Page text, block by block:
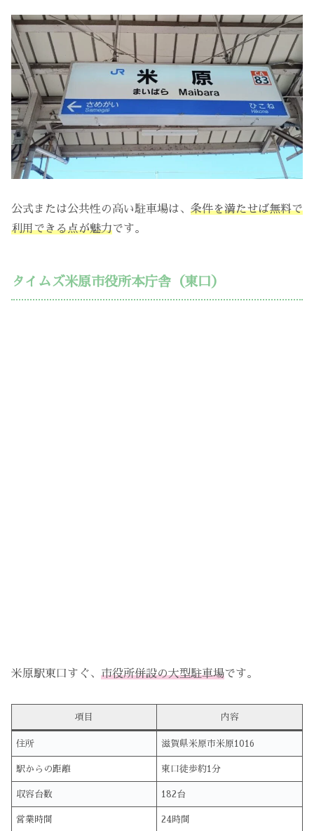
公式または公共性の高い駐車場は、 条件を満たせば無料で
利用できる点が魅力です。
タイムズ米原市役所本庁舎（東口）
米原駅東口すぐ、 市役所併設の大型駐車場です。
項目 内容
住所 滋賀県米原市米原1016
駅からの距離 東口徒歩約1分
収容台数 182台
営業時間 24時間